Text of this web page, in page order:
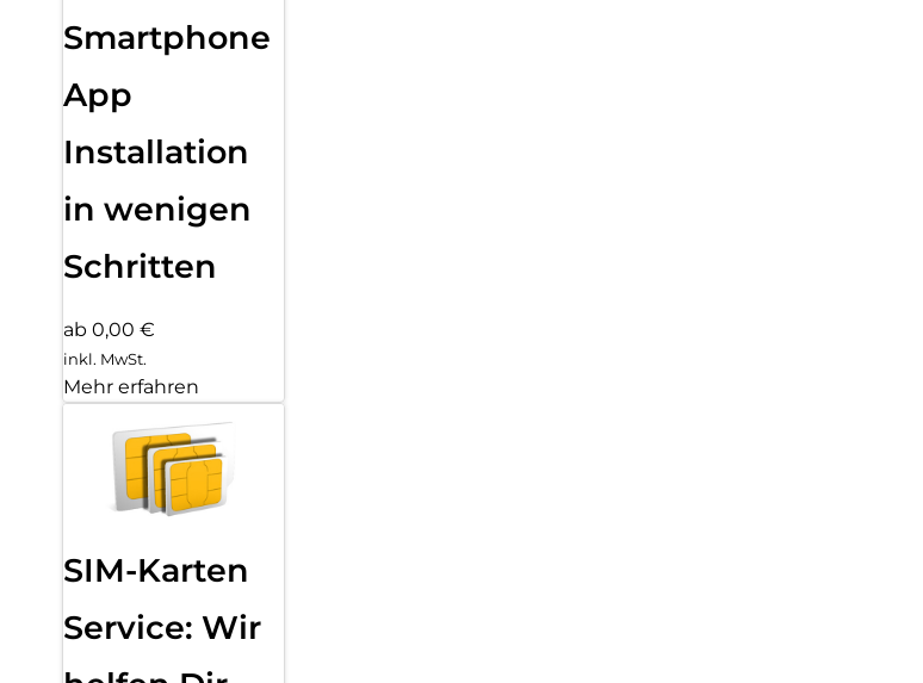
Smartphone
App
Installation
in wenigen
Schritten
ab 0,00 €
inkl. MwSt.
Mehr erfahren
SIM-Karten
Service: Wir